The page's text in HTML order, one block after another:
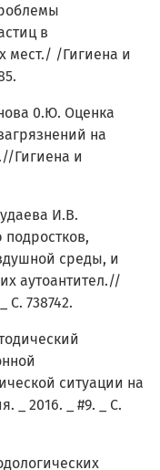
в
мест./ /Гигиена и
0.Ю. Оценка
на
Гигиена и
И.В.
среды, и
аутоантител.//
С. 738742.
ситуации на
_ 2016. _ #9. _ С.